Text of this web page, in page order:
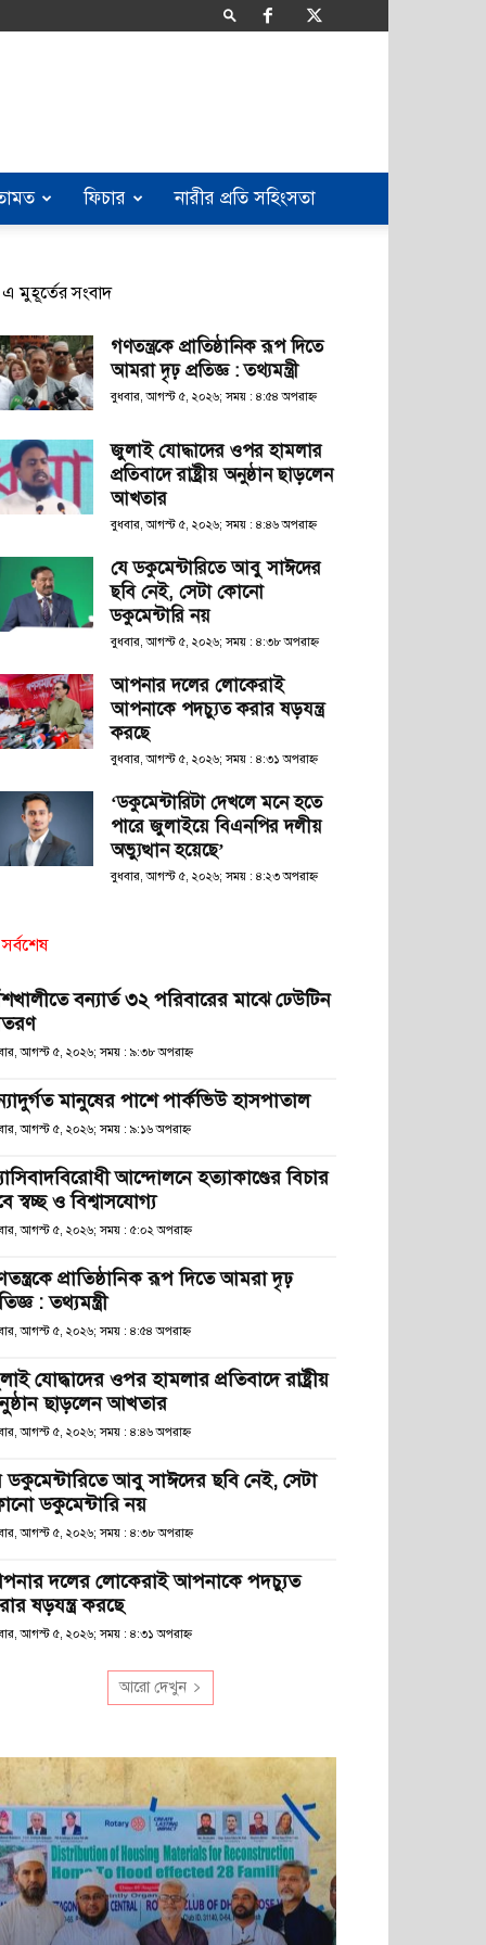
ফিচার নারীর প্রতি সহিংসতা
এ মুহূর্তের সংবাদ
গণতন্ত্রকে প্রাতিষ্ঠানিক রূপ দিতে
আমরা দৃঢ় প্রতিজ্ঞ : তথ্যমন্ত্রী
বুধবার, আগস্ট ৫, ২০২৬; সময় : ৪:৫৪ অপরাহ্ণ
জুলাই যোদ্ধাদের ওপর হামলার
প্রতিবাদে রাষ্ট্রীয় অনুষ্ঠান ছাড়লেন
আখতার
বুধবার, আগস্ট ৫, ২০২৬; সময় : ৪:৪৬ অপরাহ্ণ
যে ডকুমেন্টারিতে আবু সাঈদের
ছবি নেই, সেটা কোনো
ডকুমেন্টারি নয়
বুধবার, আগস্ট ৫, ২০২৬; সময় : ৪:৩৮ অপরাহ্ণ
আপনার দলের লোকেরাই
আপনাকে পদচ্যুত করার ষড়যন্ত্র
করছে
বুধবার, আগস্ট ৫, ২০২৬; সময় : ৪:৩১ অপরাহ্ণ
‘ডকুমেন্টারিটা দেখলে মনে হতে
পারে জুলাইয়ে বিএনপির দলীয়
অভ্যুত্থান হয়েছে’
বুধবার, আগস্ট ৫, ২০২৬; সময় : ৪:২৩ অপরাহ্ণ
সর্বশেষ
বন্যার্ত ৩২ পরিবারের মাঝে ঢেউটিন
আগস্ট ৫, ২০২৬; সময় : ৯:৩৮ অপরাহ্ণ
মানুষের পাশে পার্কভিউ হাসপাতাল
আগস্ট ৫, ২০২৬; সময় : ৯:১৬ অপরাহ্ণ
আন্দোলনে হত্যাকাণ্ডের বিচার
স্বচ্ছ ও বিশ্বাসযোগ্য
আগস্ট ৫, ২০২৬; সময় : ৫:০২ অপরাহ্ণ
প্রাতিষ্ঠানিক রূপ দিতে আমরা দৃঢ়
: তথ্যমন্ত্রী
আগস্ট ৫, ২০২৬; সময় : ৪:৫৪ অপরাহ্ণ
যোদ্ধাদের ওপর হামলার প্রতিবাদে রাষ্ট্রীয়
ছাড়লেন আখতার
আগস্ট ৫, ২০২৬; সময় : ৪:৪৬ অপরাহ্ণ
ডকুমেন্টারিতে আবু সাঈদের ছবি নেই, সেটা
ডকুমেন্টারি নয়
আগস্ট ৫, ২০২৬; সময় : ৪:৩৮ অপরাহ্ণ
দলের লোকেরাই আপনাকে পদচ্যুত
ষড়যন্ত্র করছে
আগস্ট ৫, ২০২৬; সময় : ৪:৩১ অপরাহ্ণ
আরো দেখুন